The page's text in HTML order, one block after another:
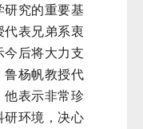
究的重要基
表兄弟系衷
后将大力支
杨帆教授代
表示非常珍
环境，决心